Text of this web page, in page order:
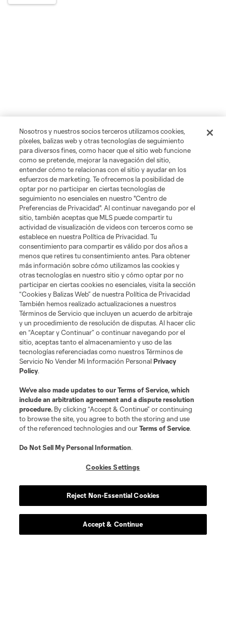
Nosotros y nuestros socios terceros utilizamos cookies,
píxeles, balizas web y otras tecnologías de seguimiento
para diversos fines, como hacer que el sitio web funcione
como se pretende, mejorar la navegación del sitio,
entender cómo te relacionas con el sitio y ayudar en los
esfuerzos de marketing. Te ofrecemos la posibilidad de
optar por no participar en ciertas tecnologías de
seguimiento no esenciales en nuestro "Centro de
Preferencias de Privacidad". Al continuar navegando por el
sitio, también aceptas que MLS puede compartir tu
actividad de visualización de videos con terceros como se
establece en nuestra Política de Privacidad. Tu
consentimiento para compartir es válido por dos años a
menos que retires tu consentimiento antes. Para obtener
más información sobre cómo utilizamos las cookies y
otras tecnologías en nuestro sitio y cómo optar por no
participar en ciertas cookies no esenciales, visita la sección
“Cookies y Balizas Web” de nuestra Política de Privacidad
También hemos realizado actualizaciones a nuestros
Términos de Servicio que incluyen un acuerdo de arbitraje
y un procedimiento de resolución de disputas. Al hacer clic
en “Aceptar y Continuar” o continuar navegando por el
sitio, aceptas tanto el almacenamiento y uso de las
tecnologías referenciadas como nuestros Términos de
Servicio No Vender Mi Información PersonalPrivacy
Policy.
We’ve also made updates to ourTerms of Service, which
include an arbitration agreement and a dispute resolution
procedure. By clicking “Accept & Continue” or continuing
to browse the site, you agree to both the storing and use
of the referenced technologies and ourTerms of Service.
Do Not Sell My Personal Information.
Cookies Settings
Reject Non-Essential Cookies
Accept & Continue